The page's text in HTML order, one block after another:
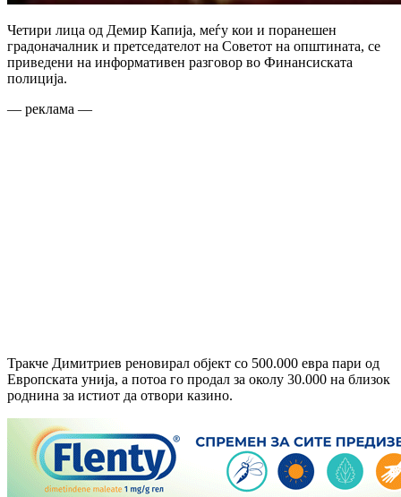
Четири лица од Демир Капија, меѓу кои и поранешен
градоначалник и претседателoт на Советот на општината, се
приведени на информативен разговор во Финансиската
полиција.
— реклама —
Тракче Димитриев реновирал објект со 500.000 евра пари од
Европската унија, а потоа го продал за околу 30.000 на близок
роднина за истиот да отвори казино.